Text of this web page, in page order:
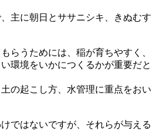
主に朝日とササニシキ、きぬむす
らうためには、稲が育ちやすく、
環境をいかにつくるかが重要だと
の起こし方、水管理に重点をおい
ではないですが、それらが与える